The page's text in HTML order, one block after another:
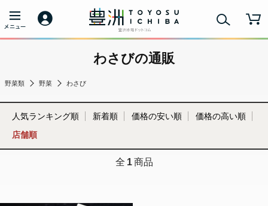
わさびの通販
野菜類 野菜 わさび
人気ランキング順 新着順 価格の安い順
価格の高い順
店舗順
全 1 商品